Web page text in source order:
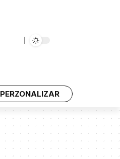
PERZONALIZAR